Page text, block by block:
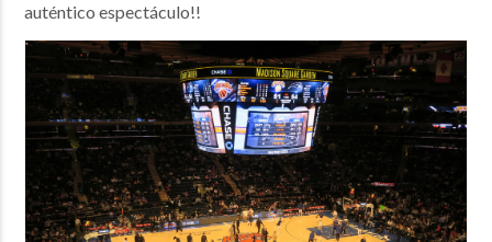
auténtico espectáculo!!